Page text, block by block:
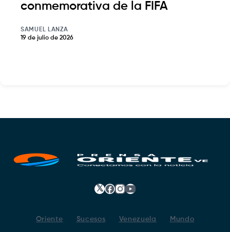
conmemorativa de la FIFA
SAMUEL LANZA
19 de julio de 2026
𝕏 Facebook
Instagram
YouTube
Oriente Sucesos Venezuela Mundo